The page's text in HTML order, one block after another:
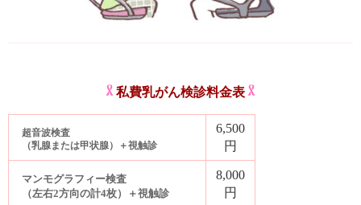
私費乳がん検診料金表
超音波検査
（乳腺または甲状腺）＋視触診
6,500
円
マンモグラフィー検査
（左右2方向の計4枚）＋視触診
8,000
円